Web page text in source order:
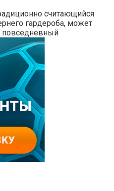
считающийся
гардероба, может
повседневный